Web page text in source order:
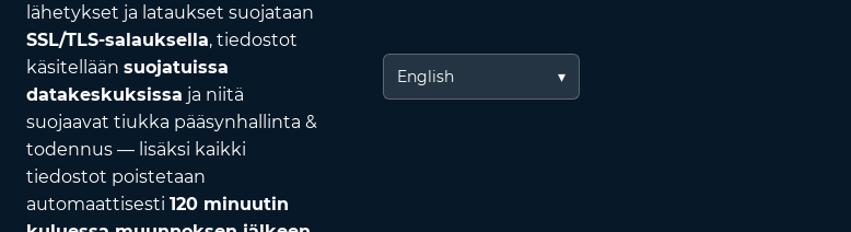
lähetykset ja lataukset suojataan
SSL/TLS-salauksella, tiedostot
käsitellään suojatuissa
datakeskuksissa ja niitä
suojaavat tiukka pääsynhallinta &
todennus — lisäksi kaikki
tiedostot poistetaan
automaattisesti 120 minuutin
English